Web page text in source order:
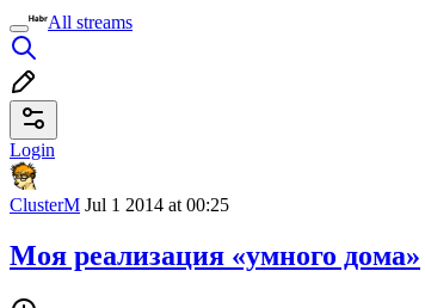
All streams
Login
ClusterM Jul 1 2014 at 00:25
Моя реализация «умного дома»